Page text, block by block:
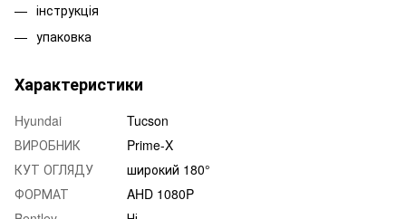
інструкція
упаковка
Характеристики
Hyundai
Tucson
ВИРОБНИК
Prime-X
КУТ ОГЛЯДУ
широкий 180°
ФОРМАТ
AHD 1080P